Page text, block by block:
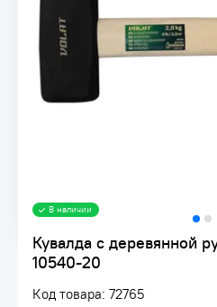
Кувалда с деревянной
10540-20
Код товара: 72765
В наличии